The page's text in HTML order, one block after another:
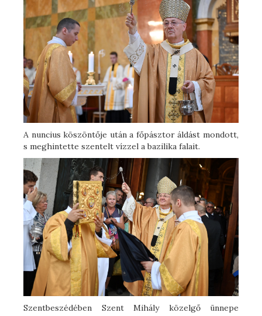
A nuncius köszöntője után a főpásztor áldást mondott,
s meghintette szentelt vízzel a bazilika falait.
Szentbeszédében Szent Mihály közelgő ünnepe